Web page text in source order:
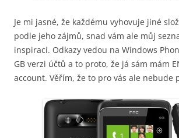
Je mi jasné, že každému vyhovuje jiné
podle jeho zájmů, snad vám ale můj
inspiraci. Odkazy vedou na Windows
GB verzi účtů a to proto, že já sám mám
account. Věřím, že to pro vás ale nebude